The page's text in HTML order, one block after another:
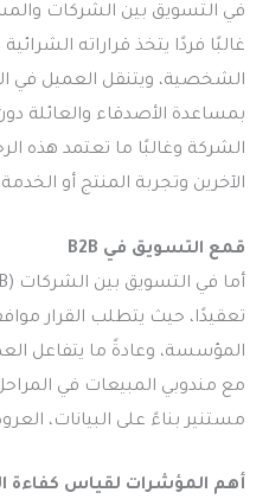
غالبًا فردًا يتخذ قراراته
الشخصية، ويتنقل العميل في
بمساعدة الأصدقاء والعائلة
الشركة وغالبًا ما تعتمد هذه
الآخرين وتجربة المنتج أو الخدمة.
قمع التسويق في B2B
تعقيدًا، حيث يتطلب القرار
المؤسسة، وعادةً ما يتفاعل
مع مندوبي المبيعات في المراحل
مستنير بناءً على البيانات،
أهم المؤشرات لقياس كفاءة